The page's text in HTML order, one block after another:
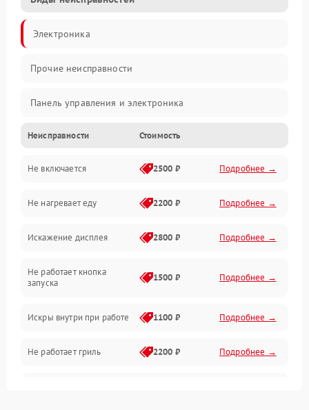
Электроника
Прочие неисправности
Панель управления и электроника
Дверца и корпус
Механика и внутренние элементы
Механические повреждения
Питание и запуск
Нагрев и приготовление
Программное обеспечение
Неисправности Стоимость
Не включается 2500 ₽ Подробнее →
Не нагревает еду 2200 ₽ Подробнее →
Искажение дисплея 2800 ₽ Подробнее →
Не работает кнопка
запуска
1500 ₽ Подробнее →
Искры внутри при работе 1100 ₽ Подробнее →
Не работает гриль 2200 ₽ Подробнее →